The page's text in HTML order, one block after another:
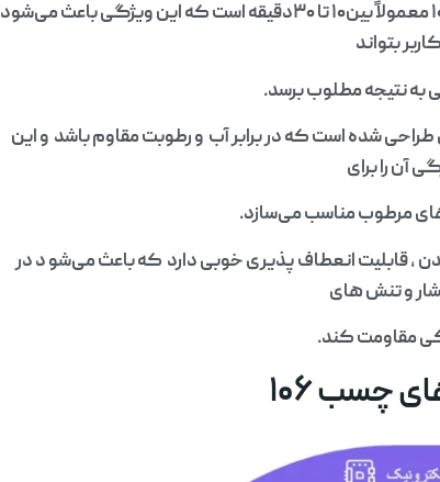
زمان خشک شدن مناسب:زمان خشک شدن چسب ۱۰۶ معمولاً بین۱۰ تا ۳۰دقیقه است که این ویژگی باعث می‌شود
بتواند
به نتیجه مطلوب برسد.
شده است که در برابر آب و رطوبت مقاوم باشد و این
آن را برای
مرطوب مناسب می‌سازد.
قابلیت انعطاف‌ پذیری خوبی دارد که باعث می‌شو د در
و تنش‌ های
مقاومت کند.
چسب ۱۰۶